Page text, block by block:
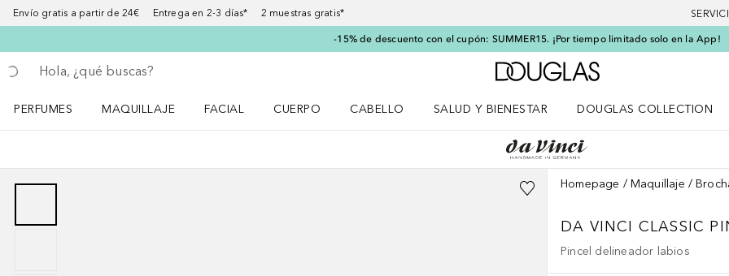
Envío gratis a partir de 24€ Entrega en 2-3 días* 2 muestras gratis*
-15% de descuento con el cupón: SUMMER15. ¡Por tiempo limitado solo en la App!
Regresar
Ejecutar búsqueda
A Douglas Home
PERFUMES
MAQUILLAJE
FACIAL
CUERPO
CABELLO
SALUD Y BIENESTAR
DOUGLAS COLLECTION
Homepage Maquillaje
DA VINCI CLASSIC
Pincel delineador labios